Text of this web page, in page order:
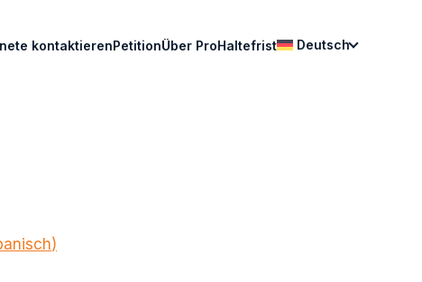
kontaktierenPetitionÜber ProHaltefrist Deutsch
)